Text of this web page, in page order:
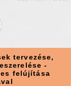
tervezése,
-
felújítása